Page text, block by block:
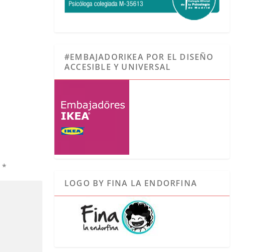
*
#EMBAJADORIKEA POR EL DISEÑO
ACCESIBLE Y UNIVERSAL
LOGO BY FINA LA ENDORFINA